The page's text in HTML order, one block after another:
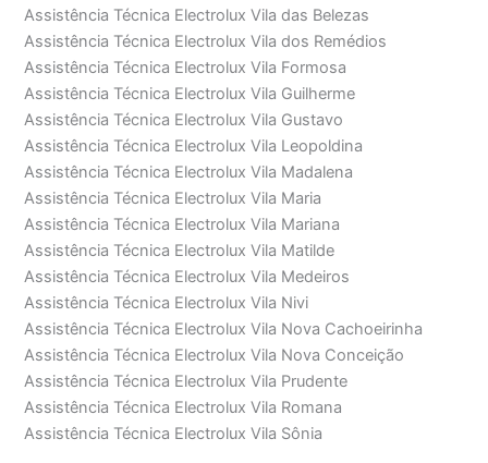
Assistência Técnica Electrolux Vila das Belezas
Assistência Técnica Electrolux Vila dos Remédios
Assistência Técnica Electrolux Vila Formosa
Assistência Técnica Electrolux Vila Guilherme
Assistência Técnica Electrolux Vila Gustavo
Assistência Técnica Electrolux Vila Leopoldina
Assistência Técnica Electrolux Vila Madalena
Assistência Técnica Electrolux Vila Maria
Assistência Técnica Electrolux Vila Mariana
Assistência Técnica Electrolux Vila Matilde
Assistência Técnica Electrolux Vila Medeiros
Assistência Técnica Electrolux Vila Nivi
Assistência Técnica Electrolux Vila Nova Cachoeirinha
Assistência Técnica Electrolux Vila Nova Conceição
Assistência Técnica Electrolux Vila Prudente
Assistência Técnica Electrolux Vila Romana
Assistência Técnica Electrolux Vila Sônia